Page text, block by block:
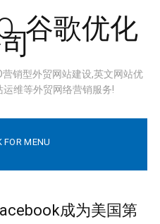
谷歌优化
销型外贸网站建设,英文网站优
维等外贸网络营销服务!
FOR MENU
成为美国第